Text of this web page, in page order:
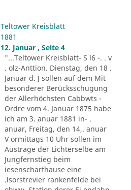
Teltower Kreisblatt
1881
12. Januar , Seite 4
"...Teltower Kreisblatt- S l6 -. . v
. olz-Anttion. Dienstag, den 18 .
Januar d. J sollen auf dem Mit
besonderer Berücksschugung
der Allerhöchsten Cabbwts -
Ordre vom 4. Januar 1875 habe
ich am 3. anuar 1881 in- .
anuar, Freitag, den 14,. anuar
V ormittags 10 Uhr sollen im
Austrage der Lichterselbe am
Jungfernstieg beim
iesenscharfhause eine
.lsorstrevier rankenfelde bei